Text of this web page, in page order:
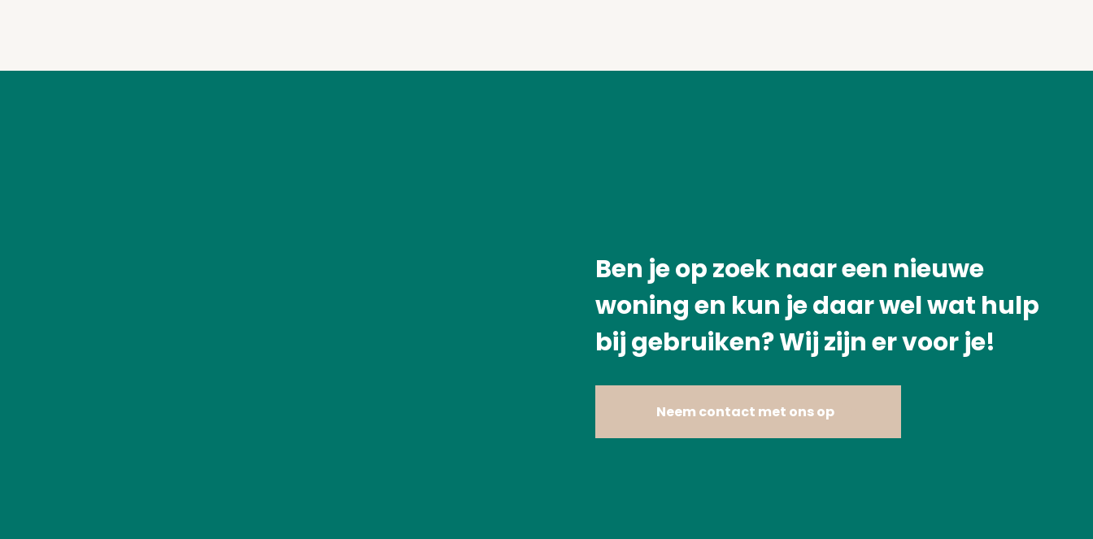
Ben je op zoek naar een nieuwe
woning en kun je daar wel wat hulp
bij gebruiken? Wij zijn er voor je!
Neem contact met ons op